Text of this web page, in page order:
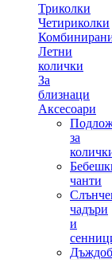
Триколки
Четириколки
Летни
колички
За
близнаци
Аксесоари
за
чанти
чадъри
и